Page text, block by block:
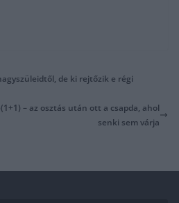
de ki rejtőzik e régi
– az osztás után ott a csapda, ahol
senki sem várja